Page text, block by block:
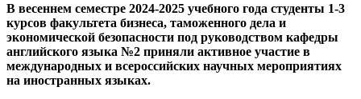
В весеннем семестре 2024-2025 учебного года студенты 1-3
курсов факультета бизнеса, таможенного дела и
экономической безопасности под руководством кафедры
английского языка №2 приняли активное участие в
международных и всероссийских научных мероприятиях
на иностранных языках.